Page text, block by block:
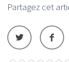
Partagez cet